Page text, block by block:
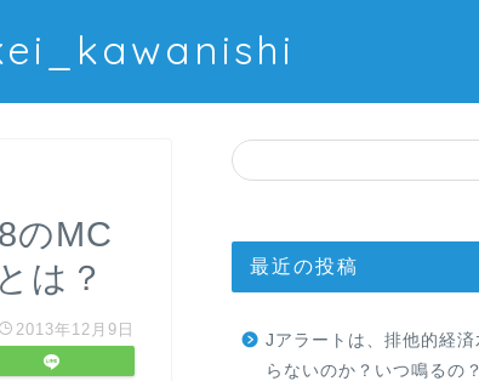
のMC
は？
2013年12月9日
最近の投稿
Jアラートは、排他的経
らないのか？いつ鳴るの？